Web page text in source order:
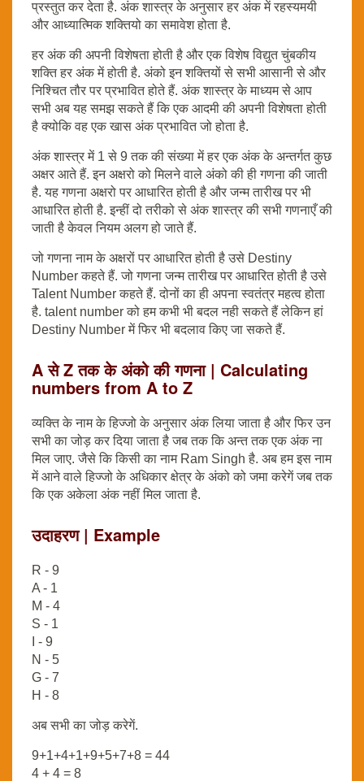
प्रस्तुत कर देता है. अंक शास्त्र के अनुसार हर अंक में रहस्यमयी
और आध्यात्मिक शक्तियो का समावेश होता है.
हर अंक की अपनी विशेषता होती है और एक विशेष विद्युत चुंबकीय
शक्ति हर अंक में होती है. अंको इन शक्तियों से सभी आसानी से और
निश्चित तौर पर प्रभावित होते हैं. अंक शास्त्र के माध्यम से आप
सभी अब यह समझ सकते हैं कि एक आदमी की अपनी विशेषता होती
है क्योकि वह एक खास अंक प्रभावित जो होता है.
अंक शास्त्र में 1 से 9 तक की संख्या में हर एक अंक के अन्तर्गत कुछ
अक्षर आते हैं. इन अक्षरो को मिलने वाले अंको की ही गणना की जाती
है. यह गणना अक्षरो पर आधारित होती है और जन्म तारीख पर भी
आधारित होती है. इन्हीं दो तरीको से अंक शास्त्र की सभी गणनाएँ की
जाती है केवल नियम अलग हो जाते हैं.
जो गणना नाम के अक्षरों पर आधारित होती है उसे Destiny
Number कहते हैं. जो गणना जन्म तारीख पर आधारित होती है उसे
Talent Number कहते हैं. दोनों का ही अपना स्वतंत्र महत्व होता
है. talent number को हम कभी भी बदल नही सकते हैं लेकिन हां
Destiny Number में फिर भी बदलाव किए जा सकते हैं.
A से Z तक के अंको की गणना | Calculating
numbers from A to Z
व्यक्ति के नाम के हिज्जो के अनुसार अंक लिया जाता है और फिर उन
सभी का जोड़ कर दिया जाता है जब तक कि अन्त तक एक अंक ना
मिल जाए. जैसे कि किसी का नाम Ram Singh है. अब हम इस नाम
में आने वाले हिज्जो के अधिकार क्षेत्र के अंको को जमा करेगें जब तक
कि एक अकेला अंक नहीं मिल जाता है.
उदाहरण | Example
R - 9
A - 1
M - 4
S - 1
I - 9
N - 5
G - 7
H - 8
अब सभी का जोड़ करेगें.
9+1+4+1+9+5+7+8 = 44
4 + 4 = 8